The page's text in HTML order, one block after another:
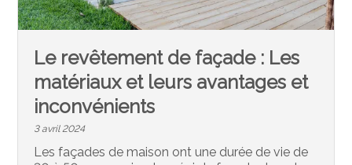
Le revêtement de façade : Les
matériaux et leurs avantages et
inconvénients
3 avril 2024
Les façades de maison ont une durée de vie de